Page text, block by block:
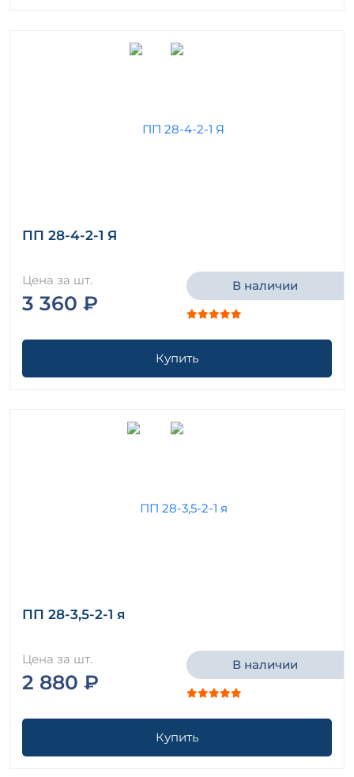
ПП 28-4-2-1 Я
Цена за шт.
3 360 ₽
В наличии
Купить
ПП 28-3,5-2-1 я
Цена за шт.
2 880 ₽
В наличии
Купить